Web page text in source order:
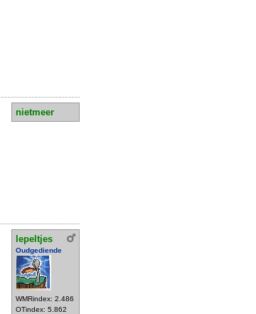
nietmeer
lepeltjes
Oudgediende
WMRindex: 2.486
OTindex: 5.862